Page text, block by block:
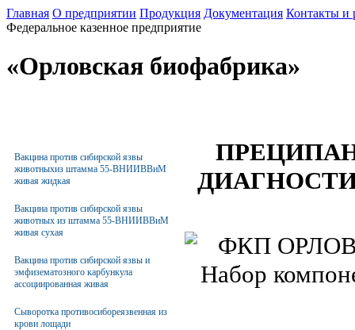
Главная О предприятии Продукция Документация Контакты и
Федеральное казенное предприятие
«Орловская биофабрика»
Вакцина против сибирской язвы
животныхиз штамма 55-ВНИИВВиМ
живая жидкая
Вакцина против сибирской язвы
животных из штамма 55-ВНИИВВиМ
живая сухая
Вакцина против сибирской язвы и
эмфизематозного карбункула
ассоциированная живая
Сыворотка противосибореязвенная из
крови лощади